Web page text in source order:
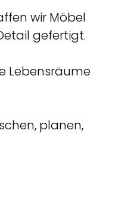
wir Möbel
gefertigt.
Lebensräume
planen,